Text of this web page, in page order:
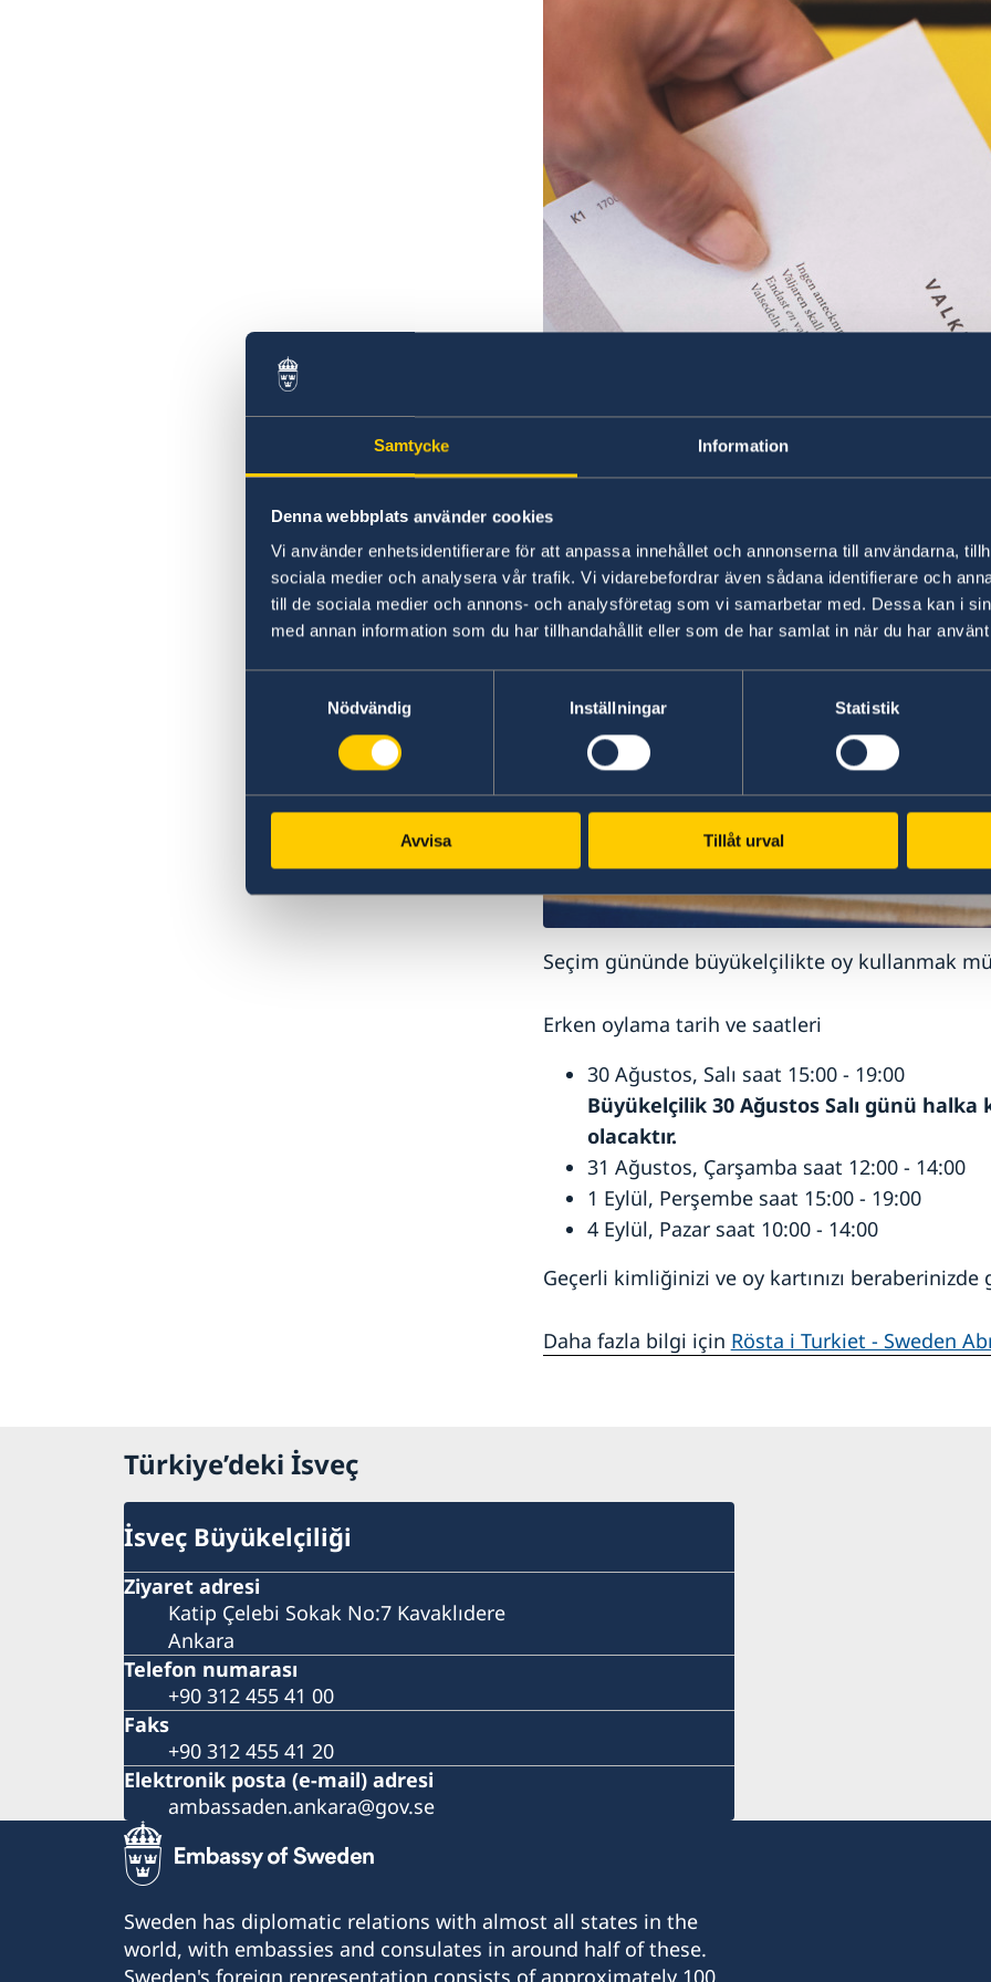
Samtycke Information
Denna webbplats använder cookies
Vi använder enhetsidentifierare för att anpassa innehållet och annonserna till användarna,
sociala medier och analysera vår trafik. Vi vidarebefordrar även sådana identifierare och
till de sociala medier och annons- och analysföretag som vi samarbetar med. Dessa kan i
med annan information som du har tillhandahållit eller som de har samlat in när du har
Nödvändig
Inställningar Statistik
Avvisa Tillåt urval
Seçim gününde büyükelçilikte oy kullanmak
Erken oylama tarih ve saatleri
30 Ağustos, Salı saat 15:00 - 19:00
Büyükelçilik 30 Ağustos Salı günü halka
olacaktır.
31 Ağustos, Çarşamba saat 12:00 - 14:00
1 Eylül, Perşembe saat 15:00 - 19:00
4 Eylül, Pazar saat 10:00 - 14:00
Geçerli kimliğinizi ve oy kartınızı beraberinizde
Daha fazla bilgi için Rösta i Turkiet - Sweden
Türkiye’deki İsveç
İsveç Büyükelçiliği
Ziyaret adresi
Katip Çelebi Sokak No:7 Kavaklıdere
Ankara
Telefon numarası
+90 312 455 41 00
Faks
+90 312 455 41 20
Elektronik posta (e-mail) adresi
ambassaden.ankara@gov.se
Sweden has diplomatic relations with almost all states in the
world, with embassies and consulates in around half of these.
Sweden's foreign representation consists of approximately 100